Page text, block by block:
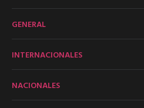
GENERAL
INTERNACIONALES
NACIONALES